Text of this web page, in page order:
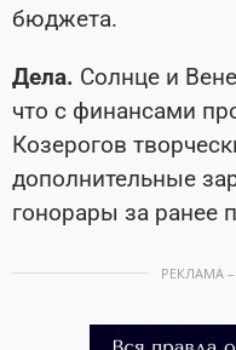
бюджета.
Дела. Солнце и
что с финансами
Козерогов
дополнительные
гонорары за ранее
РЕКЛАМА